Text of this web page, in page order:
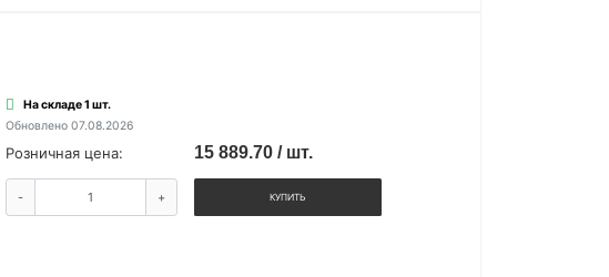
На складе 1 шт.
Обновлено 07.08.2026
Розничная цена: 15 889.70 / шт.
- + КУПИТЬ